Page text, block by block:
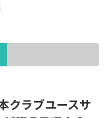
ラブユースサ